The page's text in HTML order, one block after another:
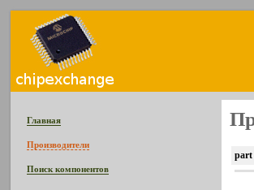
Главная
Производители
Поиск компонентов
part